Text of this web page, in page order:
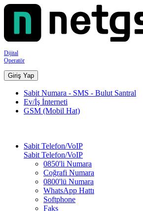
Dijital
Operatör
Giriş Yap
Sabit Numara - SMS - Bulut Santral
Ev/İş İnterneti
GSM (Mobil Hat)
Sabit Telefon/VoIP
Sabit Telefon/VoIP
0850'li Numara
Coğrafi Numara
0800'lü Numara
WhatsApp Hattı
Softphone
Faks